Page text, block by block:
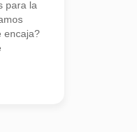
para la
encaja?